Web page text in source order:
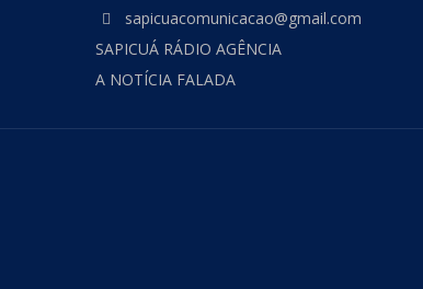
sapicuacomunicacao@gmail.com
SAPICUÁ RÁDIO AGÊNCIA
A NOTÍCIA FALADA